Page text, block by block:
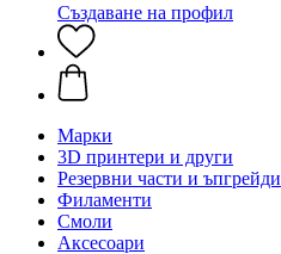
Създаване на профил
Mарки
3D принтери и други
Резервни части и ъпгрейди
Филаменти
Смоли
Аксесоари